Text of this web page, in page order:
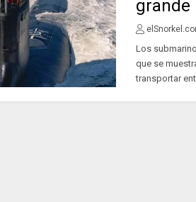
grande
Los
que se
transportar